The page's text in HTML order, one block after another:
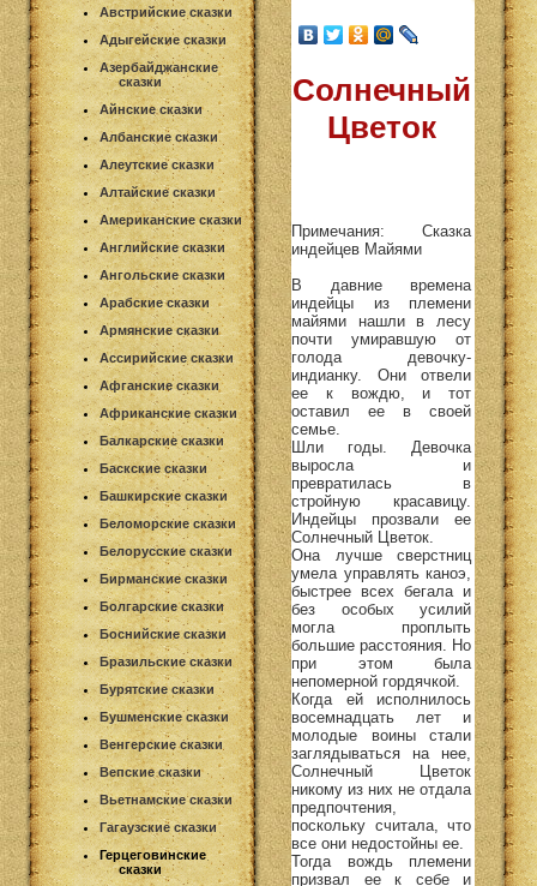
Австрийские сказки
Адыгейские сказки
Азербайджанские
сказки
Айнские сказки
Албанские сказки
Алеутские сказки
Алтайские сказки
Американские сказки
Английские сказки
Ангольские сказки
Арабские сказки
Армянские сказки
Ассирийские сказки
Афганские сказки
Африканские сказки
Балкарские сказки
Баскские сказки
Башкирские сказки
Беломорские сказки
Белорусские сказки
Бирманские сказки
Болгарские сказки
Боснийские сказки
Бразильские сказки
Бурятские сказки
Бушменские сказки
Венгерские сказки
Вепские сказки
Вьетнамские сказки
Гагаузские сказки
Герцеговинские
сказки
Солнечный
Цветок
Примечания: Сказка
индейцев Майями
В давние времена
индейцы из племени
майями нашли в лесу
почти умиравшую от
голода девочку-
индианку. Они отвели
ее к вождю, и тот
оставил ее в своей
семье.
Шли годы. Девочка
выросла и
превратилась в
стройную красавицу.
Индейцы прозвали ее
Солнечный Цветок.
Она лучше сверстниц
умела управлять каноэ,
быстрее всех бегала и
без особых усилий
могла проплыть
большие расстояния. Но
при этом была
непомерной гордячкой.
Когда ей исполнилось
восемнадцать лет и
молодые воины стали
заглядываться на нее,
Солнечный Цветок
никому из них не отдала
предпочтения,
поскольку считала, что
все они недостойны ее.
Тогда вождь племени
призвал ее к себе и